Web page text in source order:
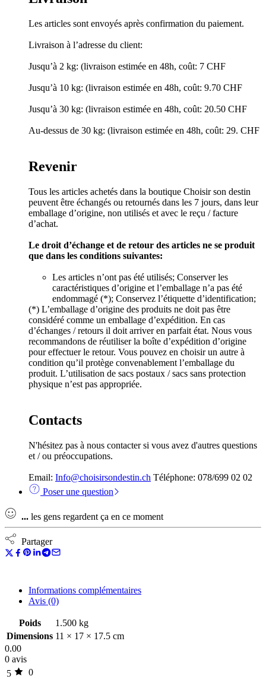
Les articles sont envoyés après confirmation du paiement.
Livraison à l’adresse du client:
Jusqu’à 2 kg: (livraison estimée en 48h, coût: 7 CHF
Jusqu’à 10 kg: (livraison estimée en 48h, coût: 9.70 CHF
Jusqu’à 30 kg: (livraison estimée en 48h, coût: 20.50 CHF
Au-dessus de 30 kg: (livraison estimée en 48h, coût: 29. CHF
Revenir
Tous les articles achetés dans la boutique Choisir son destin
peuvent être échangés ou retournés dans les 7 jours, dans leur
emballage d’origine, non utilisés et avec le reçu / facture
d’achat.
Le droit d’échange et de retour des articles ne se produit
que dans les conditions suivantes:
Les articles n’ont pas été utilisés; Conserver les
caractéristiques d’origine et l’emballage n’a pas été
endommagé (*); Conservez l’étiquette d’identification;
(*) L’emballage d’origine des produits ne doit pas être
considéré comme un emballage d’expédition. En cas
d’échanges / retours il doit arriver en parfait état. Nous vous
recommandons de réutiliser la boîte d’expédition d’origine
pour effectuer le retour. Vous pouvez en choisir un autre à
condition qu’il protège convenablement l’emballage du
produit. L’utilisation de sacs postaux / sacs sans protection
physique n’est pas appropriée.
Contacts
N'hésitez pas à nous contacter si vous avez d'autres questions
et / ou préoccupations.
Email: Info@choisirsondestin.ch Téléphone: 078/699 02 02
Poser une question
... les gens regardent ça en ce moment
Partager
Informations complémentaires
Avis (0)
Poids
1.500 kg
Dimensions 11 × 17 × 17.5 cm
0.00
0 avis
5
0